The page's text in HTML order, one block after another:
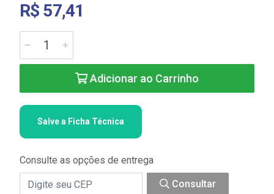
R$ 57,41
Adicionar ao Carrinho
Salve a Ficha Técnica
Consulte as opções de entrega
Consultar